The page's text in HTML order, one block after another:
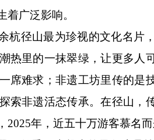
广泛影响。
径山最为珍视的文化名片
热里的一抹翠绿，让更多人
席难求；非遗工坊里传的是
索非遗活态传承。在径山，
年，近五十万游客慕名